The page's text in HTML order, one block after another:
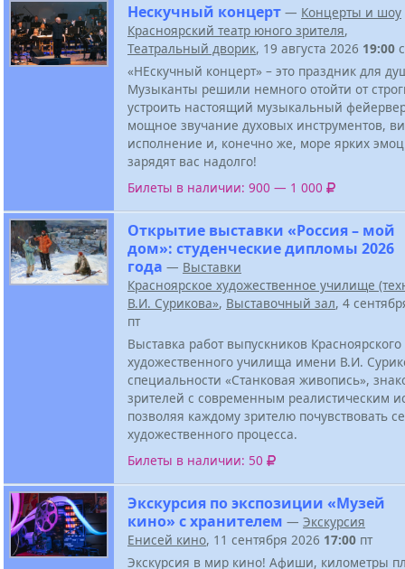
Нескучный концерт — Концерты и шоу
Красноярский театр юного зрителя,
Театральный дворик, 19 августа 2026 19:00
«НЕскучный концерт» – это праздник для
Музыканты решили немного отойти от
устроить настоящий музыкальный
мощное звучание духовых инструментов,
исполнение и, конечно же, море ярких
зарядят вас надолго!
Билеты в наличии: 900 — 1 000
Открытие выставки «Россия – мой
дом»: студенческие дипломы 2026
года — Выставки
Красноярское художественное училище
В.И. Сурикова», Выставочный зал, 4
пт
Выставка работ выпускников Красноярского
художественного училища имени В.И.
специальности «Станковая живопись»,
зрителей с современным реалистическим
позволяя каждому зрителю почувствовать
художественного процесса.
Билеты в наличии: 50
Экскурсия по экспозиции «Музей
кино» с хранителем — Экскурсия
Енисей кино, 11 сентября 2026 17:00 пт
Экскурсия в мир кино! Афиши, километры